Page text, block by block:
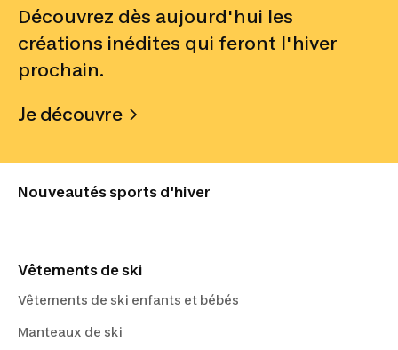
Découvrez dès aujourd'hui les
créations inédites qui feront l'hiver
prochain.
Je découvre
Nouveautés sports d'hiver
Vêtements de ski
Vêtements de ski enfants et bébés
Manteaux de ski